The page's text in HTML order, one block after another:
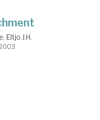
Eltjo J.H.